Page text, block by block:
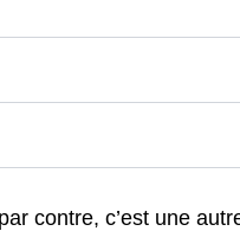
contre, c’est une